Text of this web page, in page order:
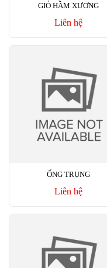
GIỎ HẦM XƯƠNG
Liên hệ
ỐNG TRỤNG
Liên hệ